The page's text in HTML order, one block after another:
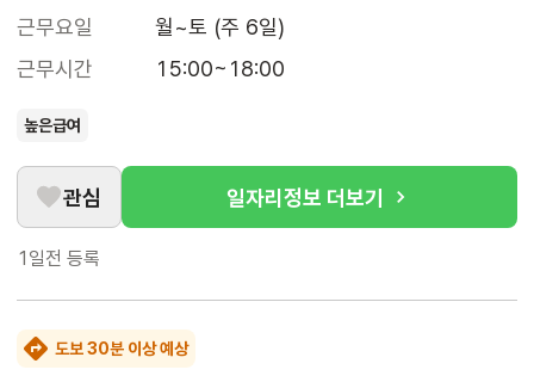
근무요일
월~토 (주 6일)
근무시간
15:00~18:00
높은급여
관심 일자리정보 더보기
1일전 등록
도보 30분 이상 예상